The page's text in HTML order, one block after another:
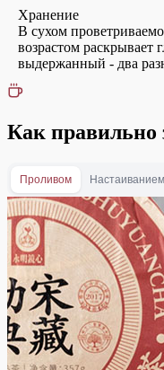
Хранение
В сухом
возрастом
выдержанный - два
Как правильно
Проливом Настаиванием